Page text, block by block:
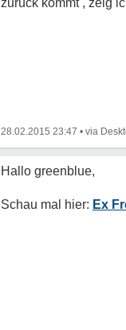
zurück kommt , zeig
28.02.2015 23:47 •
Ex